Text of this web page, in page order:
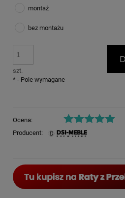
montaż
bez montażu
szt.
* - Pole wymagane
Ocena:
Producent: